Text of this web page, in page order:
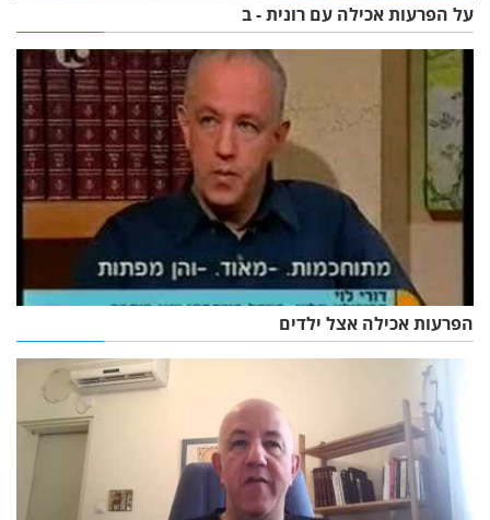
על הפרעות אכילה עם רונית - ב
הפרעות אכילה אצל ילדים